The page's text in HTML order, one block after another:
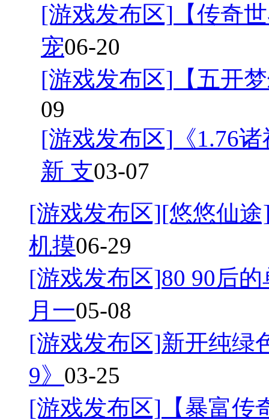
[游戏发布区] 【传奇
宠06-20
[游戏发布区] 【五开
09
[游戏发布区] 《1.76
新 支03-07
[游戏发布区][悠悠仙
机摸06-29
[游戏发布区]80 90后
月一05-08
[游戏发布区]新开纯绿
9》 03-25
[游戏发布区] 【暴富